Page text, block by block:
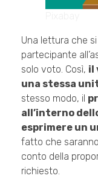
Una lettura che
partecipante
solo voto. Così, il
una stessa
stesso modo, il
all’interno
esprimere un
fatto che
conto della
richiesto.